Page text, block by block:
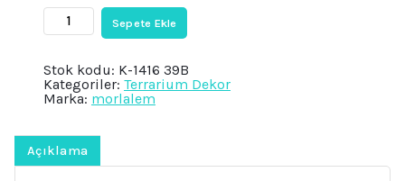
Terrarium
Dekoru
Ev
Silikon
Kalıp
Kokulu
Taş
Sabun
Sepete Ekle
Stok kodu: K-1416 39B
Kategoriler: Terrarium Dekor
Marka: morlalem
Açıklama